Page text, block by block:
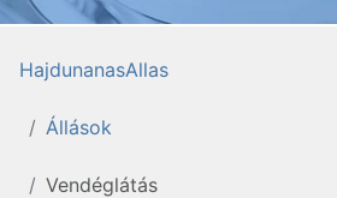
HajdunanasAllas
Állások
Vendéglátás